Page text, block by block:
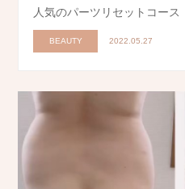
人気のパーツリセットコース
BEAUTY 2022.05.27